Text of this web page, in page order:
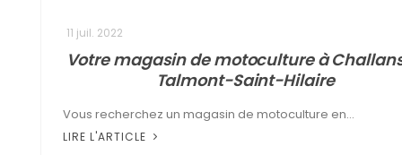
11 juil. 2022
Votre magasin de motoculture à
Talmont-Saint-Hilaire
Vous recherchez un magasin de motoculture en...
LIRE L'ARTICLE